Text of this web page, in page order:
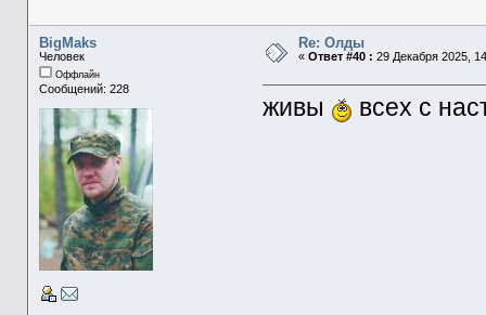
BigMaks
Человек
Оффлайн
Сообщений: 228
Re: Олды
« Ответ #40 : 29 Декабря 2025,
живы всех с